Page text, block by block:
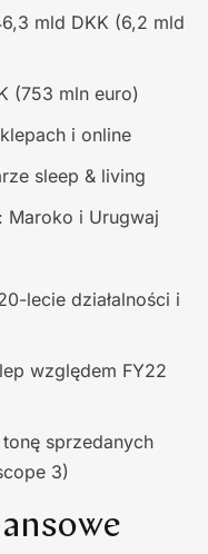
mld DKK (6,2 mld
(753 mln euro)
i online
sleep & living
Maroko i Urugwaj
lecie działalności i
względem FY22
sprzedanych
3)